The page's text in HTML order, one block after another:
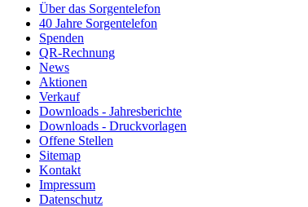
Über das Sorgentelefon
40 Jahre Sorgentelefon
Spenden
QR-Rechnung
News
Aktionen
Verkauf
Downloads - Jahresberichte
Downloads - Druckvorlagen
Offene Stellen
Sitemap
Kontakt
Impressum
Datenschutz